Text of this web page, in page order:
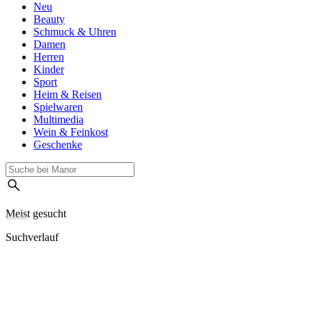
Neu
Beauty
Schmuck & Uhren
Damen
Herren
Kinder
Sport
Heim & Reisen
Spielwaren
Multimedia
Wein & Feinkost
Geschenke
Meist gesucht
Suchverlauf